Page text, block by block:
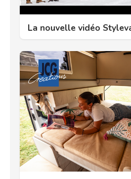
La nouvelle vidéo